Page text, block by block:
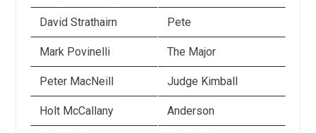
David Strathairn Pete
Mark Povinelli The Major
Peter MacNeill Judge Kimball
Holt McCallany Anderson